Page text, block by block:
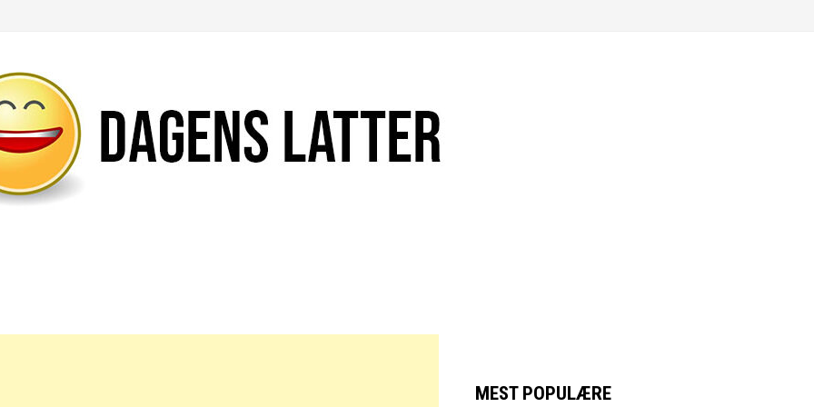
MEST POPULÆRE
Likte du denne artikkelen?
DEL den gjerne!